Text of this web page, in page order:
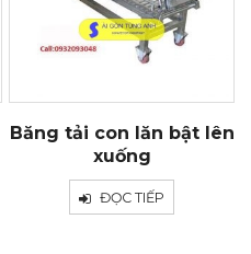
Băng tải con lăn bật lên
xuống
ĐỌC TIẾP